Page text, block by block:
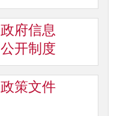
政府信息
公开制度
政策文件